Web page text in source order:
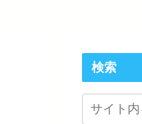
検索